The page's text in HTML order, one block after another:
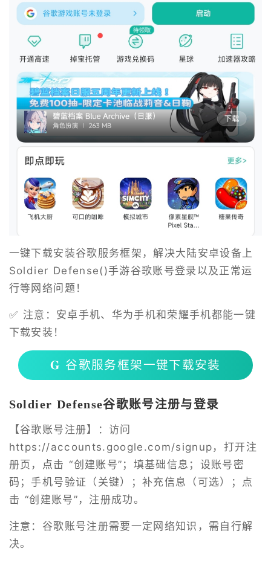
一键下载安装谷歌服务框架，解决大陆安卓设备上
Soldier Defense()手游谷歌账号登录以及正常运
行等网络问题！
✅ 注意：安卓手机、华为手机和荣耀手机都能一键
下载安装！
𝐆 谷歌服务框架一键下载安装
Soldier Defense谷歌账号注册与登录
【谷歌账号注册】：访问
https://accounts.google.com/signup ，打开注
册页，点击 “创建账号”；填基础信息；设账号密
码；手机号验证（关键）；补充信息（可选）；点
击 “创建账号”，注册成功。
注意：谷歌账号注册需要一定网络知识，需自行解
决。